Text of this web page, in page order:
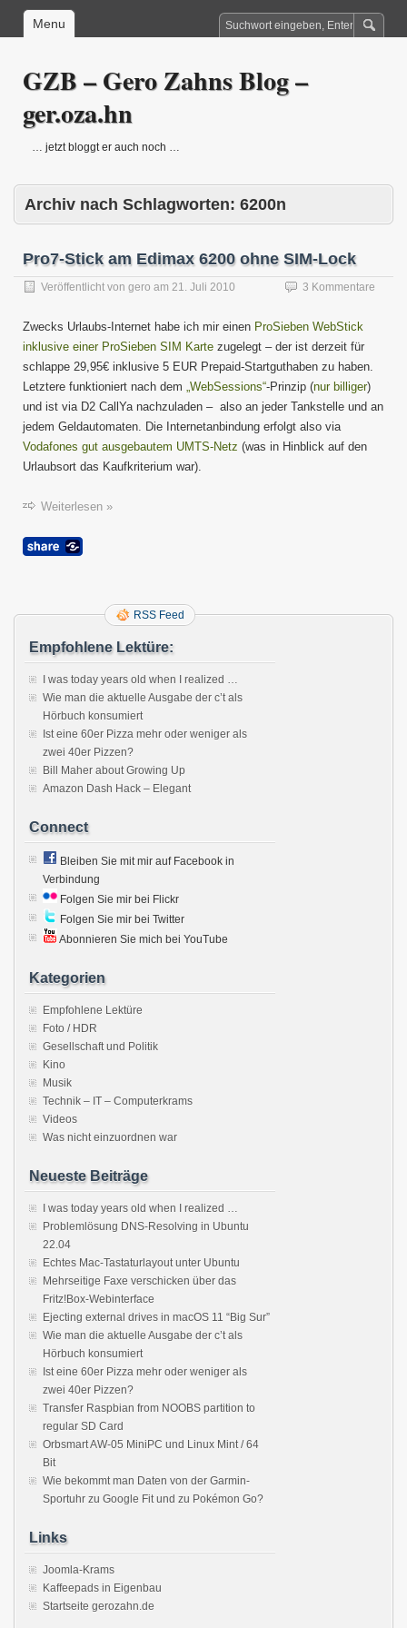
Menu
GZB – Gero Zahns Blog –
ger.oza.hn
… jetzt bloggt er auch noch …
Archiv nach Schlagworten: 6200n
Pro7-Stick am Edimax 6200 ohne SIM-Lock
Veröffentlicht von gero am 21. Juli 2010 3 Kommentare
Zwecks Urlaubs-Internet habe ich mir einen ProSieben WebStick
inklusive einer ProSieben SIM Karte zugelegt – der ist derzeit für
schlappe 29,95€ inklusive 5 EUR Prepaid-Startguthaben zu haben.
Letztere funktioniert nach dem „WebSessions“-Prinzip (nur billiger)
und ist via D2 CallYa nachzuladen – also an jeder Tankstelle und an
jedem Geldautomaten. Die Internetanbindung erfolgt also via
Vodafones gut ausgebautem UMTS-Netz (was in Hinblick auf den
Urlaubsort das Kaufkriterium war).
Weiterlesen »
RSS Feed
Empfohlene Lektüre:
I was today years old when I realized …
Wie man die aktuelle Ausgabe der c’t als
Hörbuch konsumiert
Ist eine 60er Pizza mehr oder weniger als
zwei 40er Pizzen?
Bill Maher about Growing Up
Amazon Dash Hack – Elegant
Connect
Bleiben Sie mit mir auf Facebook in
Verbindung
Folgen Sie mir bei Flickr
Folgen Sie mir bei Twitter
Abonnieren Sie mich bei YouTube
Kategorien
Empfohlene Lektüre
Foto / HDR
Gesellschaft und Politik
Kino
Musik
Technik – IT – Computerkrams
Videos
Was nicht einzuordnen war
Neueste Beiträge
I was today years old when I realized …
Problemlösung DNS-Resolving in Ubuntu
22.04
Echtes Mac-Tastaturlayout unter Ubuntu
Mehrseitige Faxe verschicken über das
Fritz!Box-Webinterface
Ejecting external drives in macOS 11 “Big Sur”
Wie man die aktuelle Ausgabe der c’t als
Hörbuch konsumiert
Ist eine 60er Pizza mehr oder weniger als
zwei 40er Pizzen?
Transfer Raspbian from NOOBS partition to
regular SD Card
Orbsmart AW-05 MiniPC und Linux Mint / 64
Bit
Wie bekommt man Daten von der Garmin-
Sportuhr zu Google Fit und zu Pokémon Go?
Links
Joomla-Krams
Kaffeepads in Eigenbau
Startseite gerozahn.de